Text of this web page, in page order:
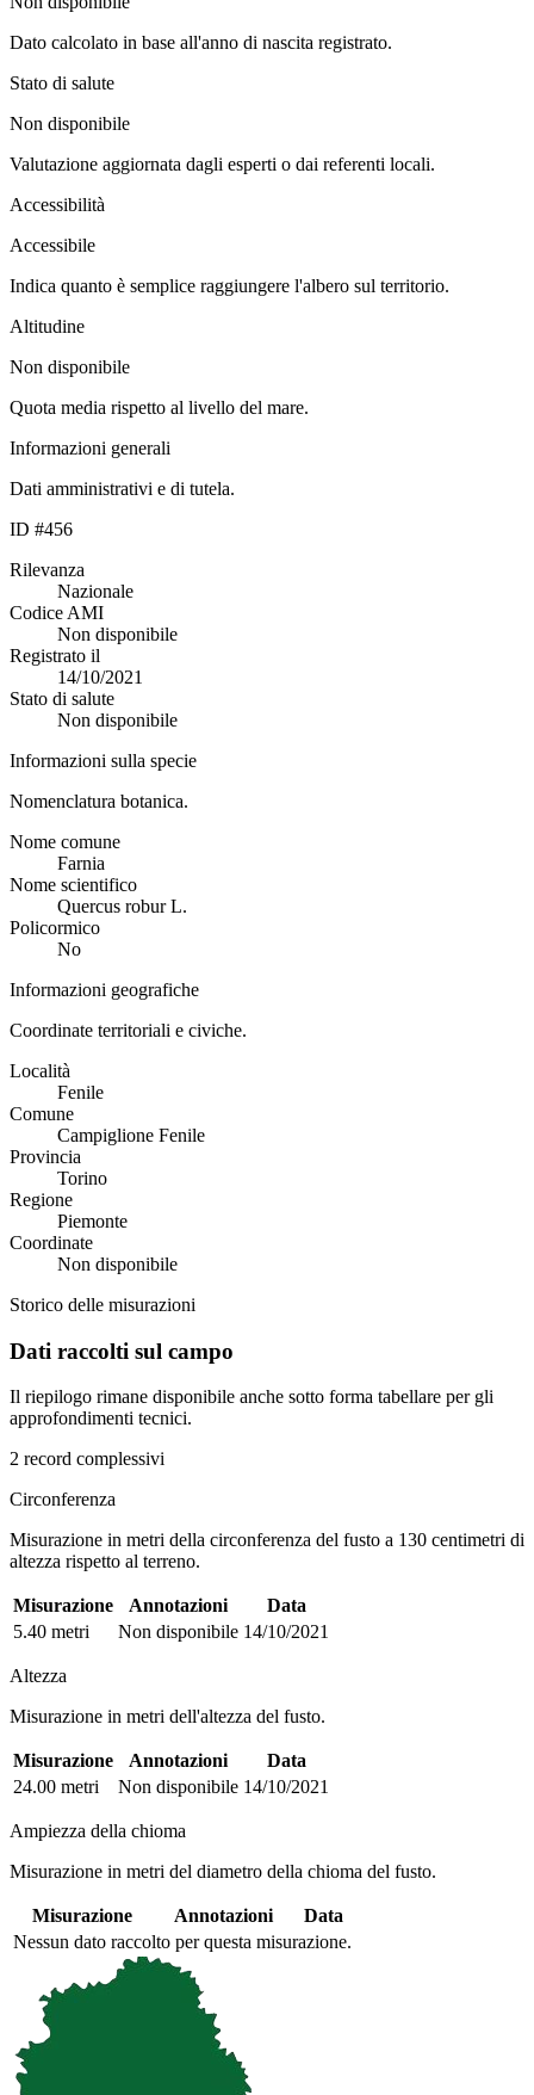
Dato calcolato in base all'anno di nascita registrato.
Stato di salute
Non disponibile
Valutazione aggiornata dagli esperti o dai referenti locali.
Accessibilità
Accessibile
Indica quanto è semplice raggiungere l'albero sul territorio.
Altitudine
Non disponibile
Quota media rispetto al livello del mare.
Informazioni generali
Dati amministrativi e di tutela.
ID #456
Rilevanza
Nazionale
Codice AMI
Non disponibile
Registrato il
14/10/2021
Stato di salute
Non disponibile
Informazioni sulla specie
Nomenclatura botanica.
Nome comune
Farnia
Nome scientifico
Quercus robur L.
Policormico
No
Informazioni geografiche
Coordinate territoriali e civiche.
Località
Fenile
Comune
Campiglione Fenile
Provincia
Torino
Regione
Piemonte
Coordinate
Non disponibile
Storico delle misurazioni
Dati raccolti sul campo
Il riepilogo rimane disponibile anche sotto forma tabellare per gli
approfondimenti tecnici.
2 record complessivi
Circonferenza
Misurazione in metri della circonferenza del fusto a 130 centimetri di
altezza rispetto al terreno.
Misurazione Annotazioni
Data
5.40 metri
Non disponibile 14/10/2021
Altezza
Misurazione in metri dell'altezza del fusto.
Misurazione Annotazioni
Data
24.00 metri
Non disponibile 14/10/2021
Ampiezza della chioma
Misurazione in metri del diametro della chioma del fusto.
Misurazione Annotazioni
Data
Nessun dato raccolto per questa misurazione.